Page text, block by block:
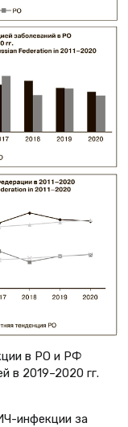
в РО и РФ
в 2019–2020 гг.
инфекции за